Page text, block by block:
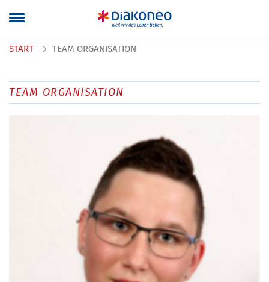
START TEAM ORGANISATION
TEAM ORGANISATION